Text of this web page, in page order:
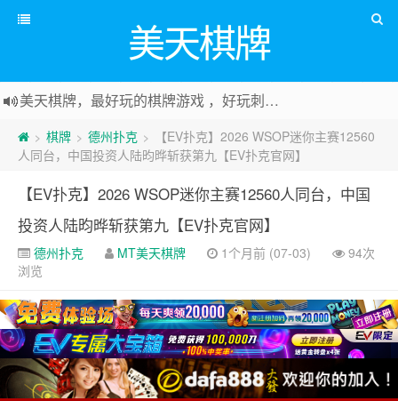
美天棋牌
美天棋牌，最好玩的棋牌游戏 ，好玩刺激可以赚Money，传送门：
> 棋牌 > 德州扑克 >
【EV扑克】2026 WSOP迷你主赛12560
人同台，中国投资人陆昀晔斩获第九【EV扑克官网】
【EV扑克】2026 WSOP迷你主赛12560人同台，中国
投资人陆昀晔斩获第九【EV扑克官网】
德州扑克 MT美天棋牌 1个月前 (07-03)
94次
浏览